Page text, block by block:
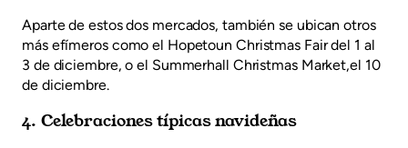
Aparte de estos dos mercados, también se ubican otros
más efímeros como el Hopetoun Christmas Fair del 1 al
3 de diciembre, o el Summerhall Christmas Market,el 10
de diciembre.
4. Celebraciones típicas navideñas